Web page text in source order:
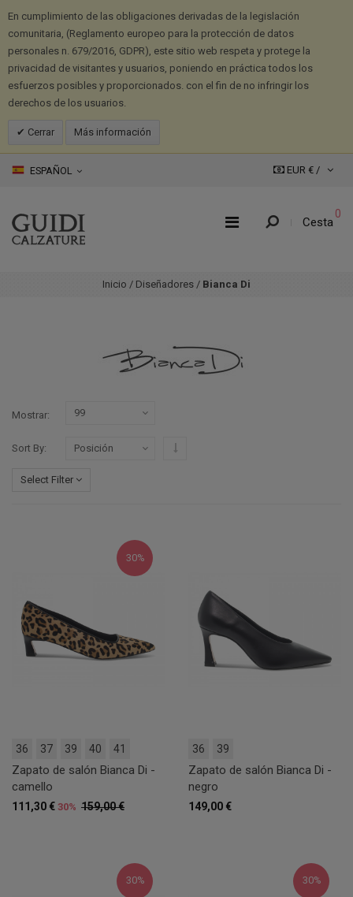
En cumplimiento de las obligaciones derivadas de la legislación
comunitaria, (Reglamento europeo para la protección de datos
personales n. 679/2016, GDPR), este sitio web respeta y protege la
privacidad de visitantes y usuarios, poniendo en práctica todos los
esfuerzos posibles y proporcionados. con el fin de no infringir los
derechos de los usuarios.
Cerrar Más información
ESPAÑOL EUR € /
Cesta
0
Inicio / Diseñadores / Bianca Di
Mostrar
Sort By
Select Filter
30%
36 37 39 40 41
Zapato de salón Bianca Di -
camello
159,00 €
111,30 € 30%
36 39
Zapato de salón Bianca Di -
negro
149,00 €
30% 30%